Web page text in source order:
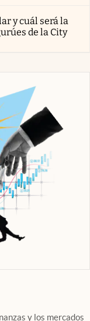
y cuál será la
de la City
y los mercados